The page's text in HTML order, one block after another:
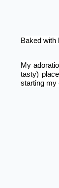
Baked with
My
tasty)
starting my